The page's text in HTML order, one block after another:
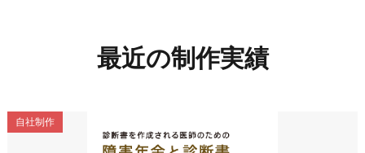
最近の制作実績
自社制作